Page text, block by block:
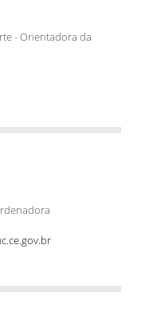
- Orientadora da